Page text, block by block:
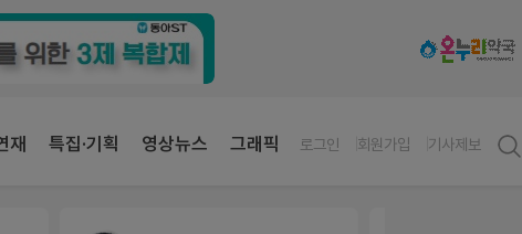
재 특집·기획 영상뉴스 그래픽 로그인 회원가입 기사제보